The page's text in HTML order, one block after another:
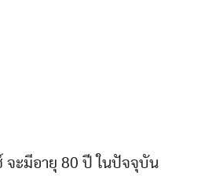
จะมีอายุ 80 ปี ในปัจจุบัน